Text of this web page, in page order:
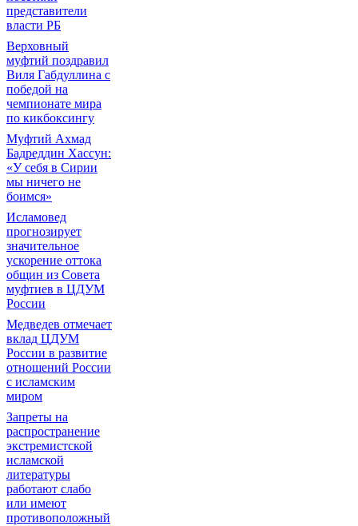
представители
власти РБ
Верховный
муфтий поздравил
Виля Габдуллина с
победой на
чемпионате мира
по кикбоксингу
Муфтий Ахмад
Бадреддин Хассун:
«У себя в Сирии
мы ничего не
боимся»
Исламовед
прогнозирует
значительное
ускорение оттока
общин из Совета
муфтиев в ЦДУМ
России
Медведев отмечает
вклад ЦДУМ
России в развитие
отношений России
с исламским
миром
Запреты на
распространение
экстремистской
исламской
литературы
работают слабо
или имеют
противоположный